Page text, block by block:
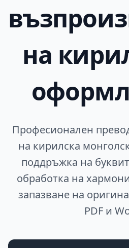
на
Професионален
на кирилска
поддръжка на
обработка на
запазване на
PDF и